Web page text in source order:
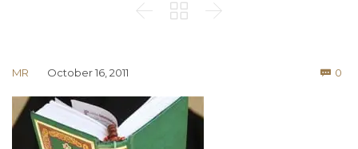
  
MR October 16, 2011  0